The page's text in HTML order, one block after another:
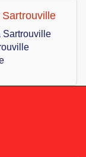
Sartrouville